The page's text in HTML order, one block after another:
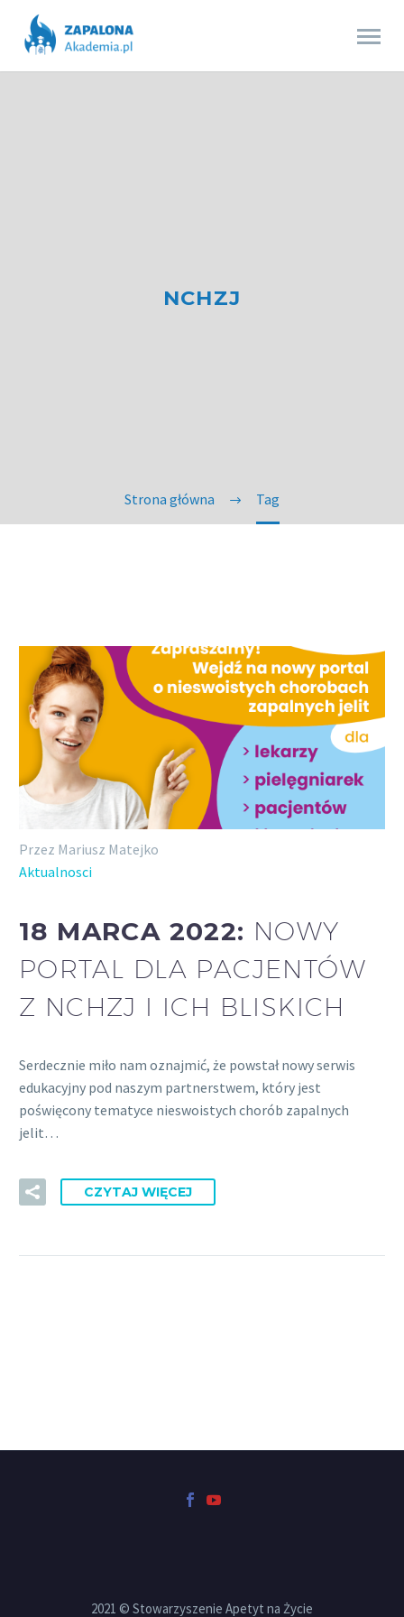
NCHZJ
Strona główna Tag
Przez Mariusz Matejko
Aktualnosci
18 MARCA 2022: NOWY
PORTAL DLA PACJENTÓW
Z NCHZJ I ICH BLISKICH
Serdecznie miło nam oznajmić, że powstał nowy serwis
edukacyjny pod naszym partnerstwem, który jest
poświęcony tematyce nieswoistych chorób zapalnych
jelit…
CZYTAJ WIĘCEJ
2021 © Stowarzyszenie Apetyt na Życie